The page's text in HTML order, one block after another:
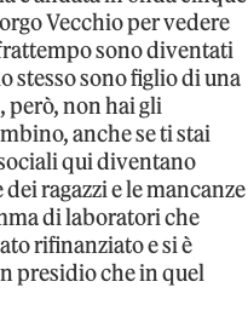
Vecchio per vedere
sono diventati
stesso sono figlio di una
però, non hai gli
anche se ti stai
qui diventano
ragazzi e le mancanze
di laboratori che
rifinanziato e si è
presidio che in quel